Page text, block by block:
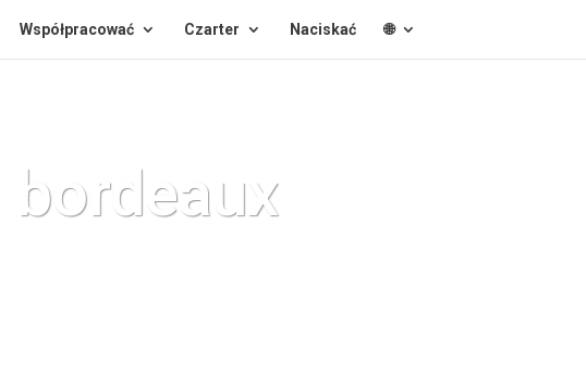
Współpracować Czarter Naciskać 🌐
bordeaux